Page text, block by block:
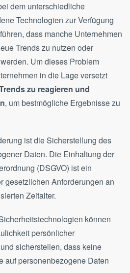
dem unterschiedliche
Technologien zur Verfügung
dass manche Unternehmen
Trends zu nutzen oder
Um dieses Problem
in die Lage versetzt
zu reagieren und
, um bestmögliche Ergebnisse zu
ist die Sicherstellung des
Daten. Die Einhaltung der
(DSGVO) ist ein
gesetzlichen Anforderungen an
Zeitalter.
können
persönlicher
sicherstellen, dass keine
auf personenbezogene Daten